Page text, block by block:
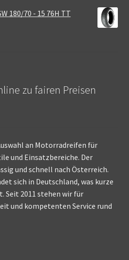
180/70 - 15 76H TT
zu fairen Preisen
an Motorradreifen für
und Einsatzbereiche. Der
und schnell nach Österreich.
sich in Deutschland, was kurze
Seit 2011 stehen wir für
und kompetenten Service rund